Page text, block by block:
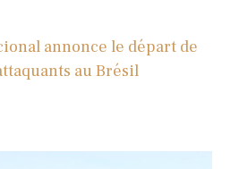
annonce le départ de
au Brésil